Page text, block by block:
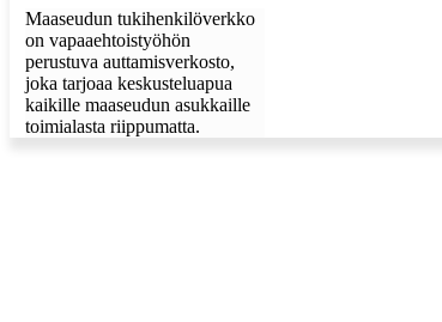
Maaseudun tukihenkilöverkko
on vapaaehtoistyöhön
perustuva auttamisverkosto,
joka tarjoaa keskusteluapua
kaikille maaseudun asukkaille
toimialasta riippumatta.